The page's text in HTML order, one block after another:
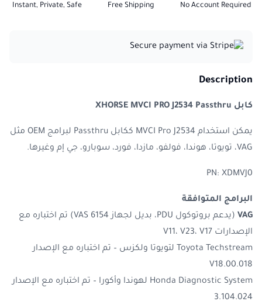
No Account Required
Free Shipping
Instant, Private, Safe
Description
كابل XHORSE MVCI PRO J2534 Passthru
يمكن استخدام MVCI Pro J2534 ككابل Passthru لبرامج OEM مثل
VAG، تويوتا، هوندا، فولفو، مازدا، فورد، سوبارو، جي إم وغيرها.
PN: XDMVJ0
البرامج المتوافقة
VAG
(يدعم بروتوكول PDU، بديل لجهاز VAS 6154) تم اختباره مع
الإصدارات V11، V23، V17
Toyota Techstream لتويوتا ولكزس – تم اختباره مع الإصدار
V18.00.018
Honda Diagnostic System لهوندا وأكورا – تم اختباره مع الإصدار
3.104.024